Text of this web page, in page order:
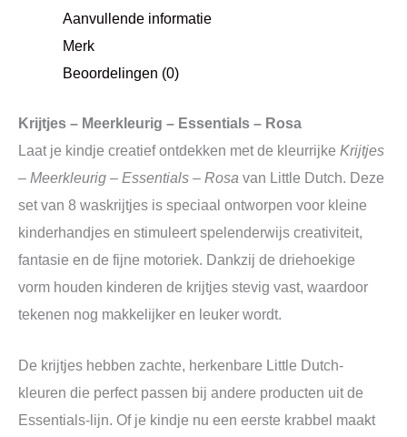
Aanvullende informatie
Merk
Beoordelingen (0)
Krijtjes – Meerkleurig – Essentials – Rosa
Laat je kindje creatief ontdekken met de kleurrijke Krijtjes
– Meerkleurig – Essentials – Rosa van Little Dutch. Deze
set van 8 waskrijtjes is speciaal ontworpen voor kleine
kinderhandjes en stimuleert spelenderwijs creativiteit,
fantasie en de fijne motoriek. Dankzij de driehoekige
vorm houden kinderen de krijtjes stevig vast, waardoor
tekenen nog makkelijker en leuker wordt.
De krijtjes hebben zachte, herkenbare Little Dutch-
kleuren die perfect passen bij andere producten uit de
Essentials-lijn. Of je kindje nu een eerste krabbel maakt